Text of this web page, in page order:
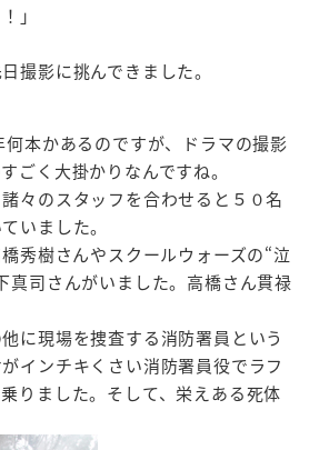
」
撮影に挑んできました。
本かあるのですが、ドラマの撮影
ごく大掛かりなんですね。
々のスタッフを合わせると５０名
いました。
秀樹さんやスクールウォーズの“泣
真司さんがいました。高橋さん貫禄
に現場を捜査する消防署員という
インチキくさい消防署員役でラフ
りました。そして、栄えある死体